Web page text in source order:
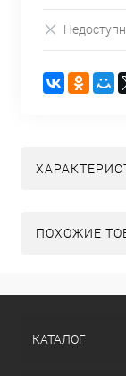
ПОХОЖИЕ
КАТАЛОГ